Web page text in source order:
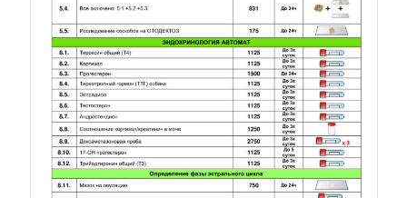
Прайс. Лист 4